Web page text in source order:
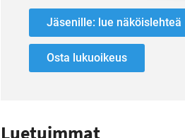
Jäsenille: lue näköislehteä
Osta lukuoikeus
Luetuimmat